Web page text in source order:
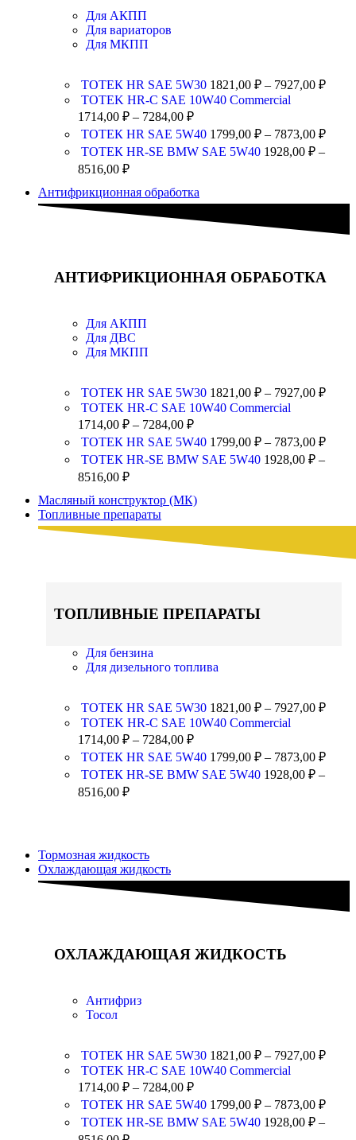
Для АКПП
Для вариаторов
Для МКПП
ТОТЕК HR SAE 5W30 1821,00 ₽ – 7927,00 ₽
TOTEK HR-C SAE 10W40 Commercial
1714,00 ₽ – 7284,00 ₽
ТОТЕК HR SAE 5W40 1799,00 ₽ – 7873,00 ₽
ТОТЕК HR-SE BMW SAE 5W40 1928,00 ₽ –
8516,00 ₽
Антифрикционная обработка
АНТИФРИКЦИОННАЯ ОБРАБОТКА
Для АКПП
Для ДВС
Для МКПП
ТОТЕК HR SAE 5W30 1821,00 ₽ – 7927,00 ₽
TOTEK HR-C SAE 10W40 Commercial
1714,00 ₽ – 7284,00 ₽
ТОТЕК HR SAE 5W40 1799,00 ₽ – 7873,00 ₽
ТОТЕК HR-SE BMW SAE 5W40 1928,00 ₽ –
8516,00 ₽
Масляный конструктор (МК)
Топливные препараты
ТОПЛИВНЫЕ ПРЕПАРАТЫ
Для бензина
Для дизельного топлива
ТОТЕК HR SAE 5W30 1821,00 ₽ – 7927,00 ₽
TOTEK HR-C SAE 10W40 Commercial
1714,00 ₽ – 7284,00 ₽
ТОТЕК HR SAE 5W40 1799,00 ₽ – 7873,00 ₽
ТОТЕК HR-SE BMW SAE 5W40 1928,00 ₽ –
8516,00 ₽
Тормозная жидкость
Охлаждающая жидкость
ОХЛАЖДАЮЩАЯ ЖИДКОСТЬ
Антифриз
Тосол
ТОТЕК HR SAE 5W30 1821,00 ₽ – 7927,00 ₽
TOTEK HR-C SAE 10W40 Commercial
1714,00 ₽ – 7284,00 ₽
ТОТЕК HR SAE 5W40 1799,00 ₽ – 7873,00 ₽
ТОТЕК HR-SE BMW SAE 5W40 1928,00 ₽ –